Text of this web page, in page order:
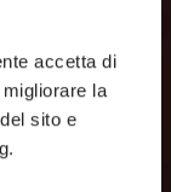
accetta di
la
sito e